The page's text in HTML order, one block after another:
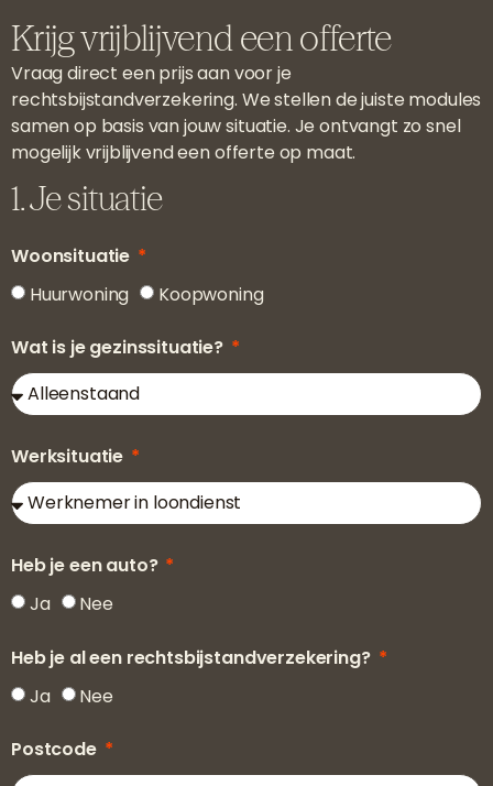
Krijg vrijblijvend een offerte
Vraag direct een prijs aan voor je
rechtsbijstandverzekering. We stellen de juiste modules
samen op basis van jouw situatie. Je ontvangt zo snel
mogelijk vrijblijvend een offerte op maat.
1. Je situatie
Woonsituatie
Huurwoning
Koopwoning
Wat is je gezinssituatie?
Werksituatie
Heb je een auto?
Ja
Nee
Heb je al een rechtsbijstandverzekering?
Ja
Nee
Postcode